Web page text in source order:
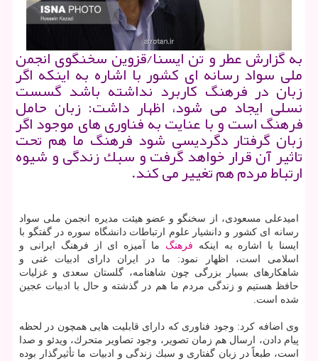
به گزارش عطر و تن ایسنا/قزوین سخنگوی انجمن
ملی سواد رسانه ای كشور با اشاره به اینكه اگر
زبان در فرهنگ كاربرد نداشته باشد گسست
نسلی ایجاد می شود، اظهار داشت: زبان حامل
فرهنگ است و با عنایت به فناوری های موجود اگر
زبان گرفتار دگردیسی شود فرهنگ ما هم تحت
تاثیر آن قرار خواهد گرفت و سبك زندگی و شیوه
ارتباط مردم هم تغییر می كند.
امیدعلی مسعودی، از سخنگو و عضو هیئت مدیره انجمن ملی سواد
رسانه ای كشور و دانشیار علوم ارتباطات دانشگاه سوره در گفتگو با
ایسنا با اشاره به اینكه فرهنگ ما آمیزه ای از فرهنگ ایرانی و
اسلامی است، اظهار نمود: ما در ایران دارای ادبیات غنی و
شاهكارهای بسیار بزرگی چون شاهنامه، گلستان سعدی و غزلیات
حافظ هستیم و زندگی مردم ما هم در گذشته و حال با ادبیات عجین
شده است.
وی اضافه كرد: وجود فناوری كه دارای قابلیت هایی همچون در لحظه
پیام دادن، ارسال هم زمان تصویر، وجود تصاویر متحرك، ویدئو و صدا
است، طبعاً در زبان گفتاری و سبك زندگی و ادبیات ما تأثیرگذار بوده